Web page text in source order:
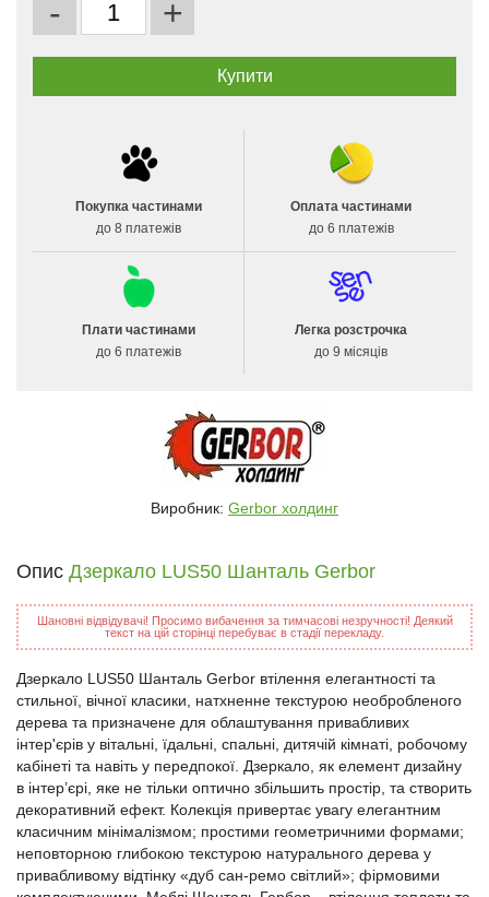
- +
Покупка частинами
до 8 платежів
Оплата частинами
до 6 платежів
Плати частинами
до 6 платежів
Легка розстрочка
до 9 місяців
Виробник: Gerbor холдинг
Опис Дзеркало LUS50 Шанталь Gerbor
Шановні відвідувачі! Просимо вибачення за тимчасові незручності! Деякий
текст на цій сторінці перебуває в стадії перекладу.
Дзеркало LUS50 Шанталь Gerbor втілення елегантності та
стильної, вічної класики, натхненне текстурою необробленого
дерева та призначене для облаштування привабливих
інтер'єрів у вітальні, їдальні, спальні, дитячій кімнаті, робочому
кабінеті та навіть у передпокої. Дзеркало, як елемент дизайну
в інтер’єрі, яке не тільки оптично збільшить простір, та створить
декоративний ефект. Колекція привертає увагу елегантним
класичним мінімалізмом; простими геометричними формами;
неповторною глибокою текстурою натурального дерева у
привабливому відтінку «дуб сан-ремо світлий»; фірмовими